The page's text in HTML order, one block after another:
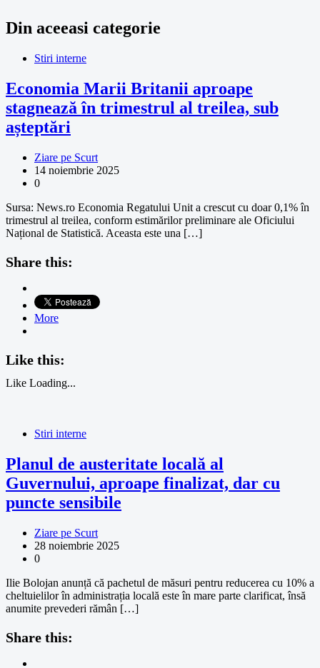
Din aceeasi categorie
Stiri interne
Economia Marii Britanii aproape
stagnează în trimestrul al treilea, sub
așteptări
Ziare pe Scurt
14 noiembrie 2025
0
Sursa: News.ro Economia Regatului Unit a crescut cu doar 0,1% în
trimestrul al treilea, conform estimărilor preliminare ale Oficiului
Național de Statistică. Aceasta este una […]
Share this:
More
Like this:
Like Loading...
Stiri interne
Planul de austeritate locală al
Guvernului, aproape finalizat, dar cu
puncte sensibile
Ziare pe Scurt
28 noiembrie 2025
0
Ilie Bolojan anunță că pachetul de măsuri pentru reducerea cu 10% a
cheltuielilor în administrația locală este în mare parte clarificat, însă
anumite prevederi rămân […]
Share this: